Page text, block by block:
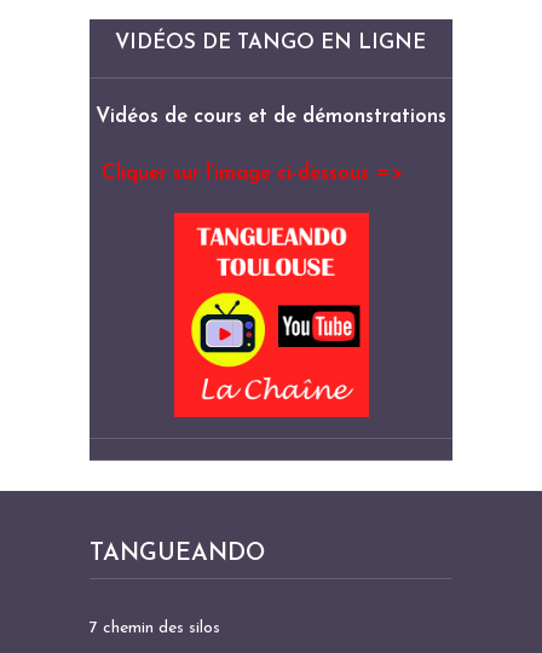
VIDÉOS DE TANGO EN LIGNE
Vidéos de cours et de démonstrations
Cliquer sur l’image ci-dessous =>
TANGUEANDO
7 chemin des silos